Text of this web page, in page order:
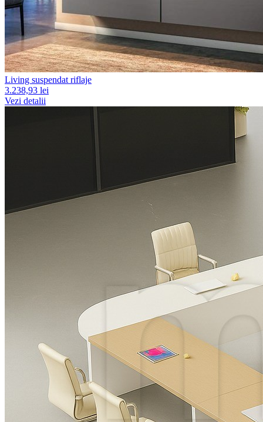
Living suspendat riflaje
3.238,93 lei
Vezi detalii